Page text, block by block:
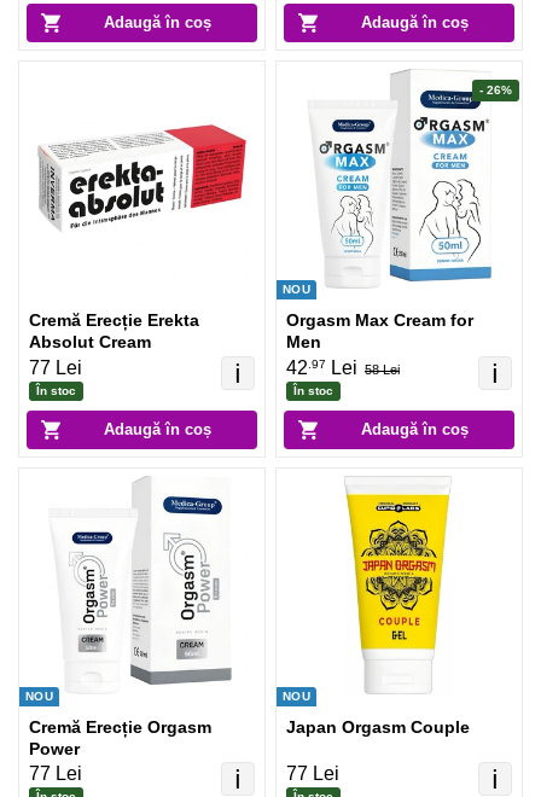
Adaugă în coș Adaugă în coș
Adaugă în coș
ℹ️
Cremă Erecție Erekta
Absolut Cream
77 Lei
În stoc
NOU
Adaugă în coș
ℹ️
Orgasm Max Cream for
Men
42 .97 Lei 58 Lei
În stoc
- 26%
NOU
ℹ️
Cremă Erecție Orgasm
Power
77 Lei
NOU
ℹ️
Japan Orgasm Couple
77 Lei